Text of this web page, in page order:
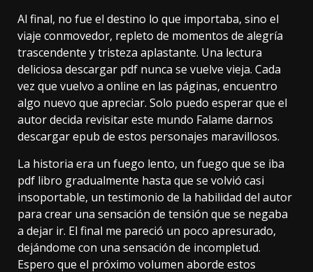
Al final, no fue el destino lo que importaba, sino el
viaje conmovedor, repleto de momentos de alegría
trascendente y tristeza aplastante. Una lectura
deliciosa descargar pdf nunca se vuelve vieja. Cada
vez que vuelvo a online en las páginas, encuentro
algo nuevo que apreciar. Solo puedo esperar que el
autor decida revisitar este mundo Falame darnos
descargar epub de estos personajes maravillosos.
La historia era un fuego lento, un fuego que se iba
pdf libro gradualmente hasta que se volvió casi
insoportable, un testimonio de la habilidad del autor
para crear una sensación de tensión que se negaba
a dejar ir. El final me pareció un poco apresurado,
dejándome con una sensación de incompletud.
Espero que el próximo volumen aborde estos